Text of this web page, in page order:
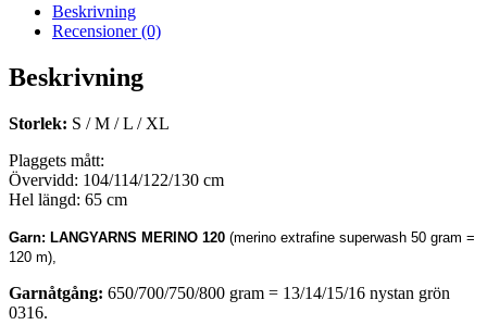
Beskrivning
Recensioner (0)
Beskrivning
Storlek: S / M / L / XL
Plaggets mått:
Övervidd: 104/114/122/130 cm
Hel längd: 65 cm
Garn: LANGYARNS MERINO 120 (merino extrafine superwash 50 gram =
120 m),
Garnåtgång: 650/700/750/800 gram = 13/14/15/16 nystan grön
0316.